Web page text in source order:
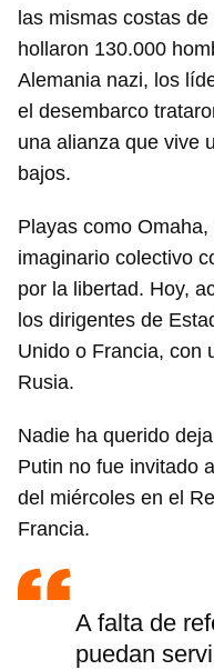
las mismas costas
hollaron 130.000
Alemania nazi, los
el desembarco
una alianza que vive
bajos.
Playas como
imaginario colectivo
por la libertad. Hoy,
los dirigentes de
Unido o Francia, con
Rusia.
Nadie ha querido
Putin no fue invitado
del miércoles en el
Francia.
A falta de
puedan